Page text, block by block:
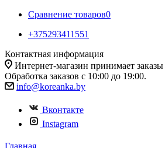
Сравнение товаров0
+375293411551
Контактная информация
Интернет-магазин принимает заказы
Обработка заказов с 10:00 до 19:00.
info@koreanka.by
Вконтакте
Instagram
Главная